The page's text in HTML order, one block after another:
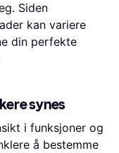
Siden
kan variere
din perfekte
synes
i funksjoner og
å bestemme